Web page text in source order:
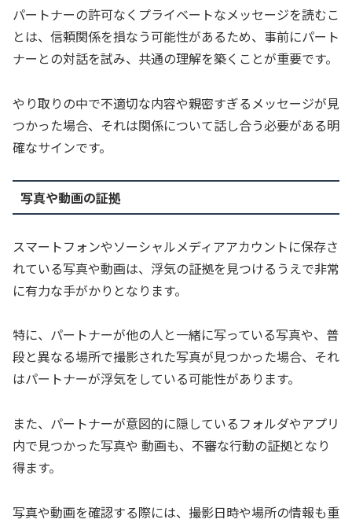
パートナーの許可なくプライベートなメッセージを読むこ
とは、信頼関係を損なう可能性があるため、事前にパート
ナーとの対話を試み、共通の理解を築くことが重要です。
やり取りの中で不適切な内容や親密すぎるメッセージが見
つかった場合、それは関係について話し合う必要がある明
確なサインです。
写真や動画の証拠
スマートフォンやソーシャルメディアアカウントに保存さ
れている写真や動画は、浮気の証拠を見つけるうえで非常
に有力な手がかりとなります。
特に、パートナーが他の人と一緒に写っている写真や、普
段と異なる場所で撮影された写真が見つかった場合、それ
はパートナーが浮気をしている可能性があります。
また、パートナーが意図的に隠しているフォルダやアプリ
内で見つかった写真や 動画も、不審な行動の証拠となり
得ます。
写真や動画を確認する際には、撮影日時や場所の情報も重